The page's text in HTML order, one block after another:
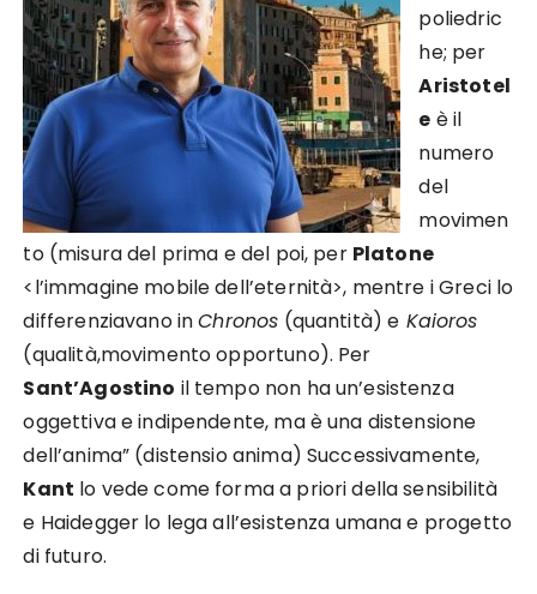
poliedric
he; per
Aristotel
e è il
numero
del
movimen
to (misura del prima e del poi, per Platone
<l’immagine mobile dell’eternità>, mentre i Greci lo
differenziavano inChronos (quantità) e Kaioros
(qualità,movimento opportuno). Per
Sant’Agostino il tempo non ha un’esistenza
oggettiva e indipendente, ma è una distensione
dell’anima” (distensio anima) Successivamente,
Kant lo vede come forma a priori della sensibilità
e Haidegger lo lega all’esistenza umana e progetto
di futuro.